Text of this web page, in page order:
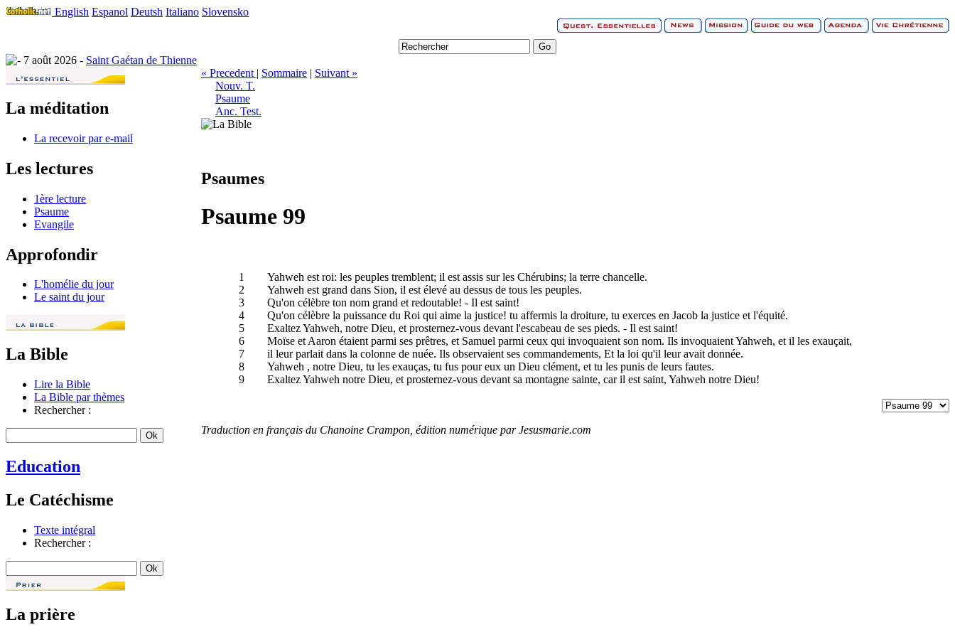
English Espanol Deutsh Italiano Slovensko
7 août 2026 - Saint Gaétan de Thienne
La méditation
La recevoir par e-mail
Les lectures
1ère lecture
Psaume
Evangile
Approfondir
L'homélie du jour
Le saint du jour
La Bible
Lire la Bible
La Bible par thèmes
Rechercher :
Education
Le Catéchisme
Texte intégral
Rechercher :
La prière
« Precedent | Sommaire | Suivant »
Nouv. T.
Psaume
Anc. Test.
Psaumes
Psaume 99
1
Yahweh est roi: les peuples tremblent; il est assis sur les Chérubins; la terre chancelle.
2
Yahweh est grand dans Sion, il est élevé au dessus de tous les peuples.
3
Qu'on célèbre ton nom grand et redoutable! - Il est saint!
4
Qu'on célèbre la puissance du Roi qui aime la justice! tu affermis la droiture, tu exerces en Jacob la justice et l'équité.
5
Exaltez Yahweh, notre Dieu, et prosternez-vous devant l'escabeau de ses pieds. - Il est saint!
6
Moïse et Aaron étaient parmi ses prêtres, et Samuel parmi ceux qui invoquaient son nom. Ils invoquaient Yahweh, et il les exauçait,
7
il leur parlait dans la colonne de nuée. Ils observaient ses commandements, Et la loi qu'il leur avait donnée.
8
Yahweh , notre Dieu, tu les exauças, tu fus pour eux un Dieu clément, et tu les punis de leurs fautes.
9
Exaltez Yahweh notre Dieu, et prosternez-vous devant sa montagne sainte, car il est saint, Yahweh notre Dieu!
Traduction en français du Chanoine Crampon, édition numérique par Jesusmarie.com